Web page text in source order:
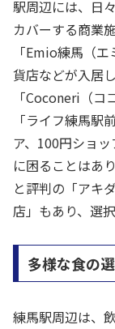
駅周辺には、日
カバーする商業
「Emio練馬（
貨店などが入居
「Coconeri（
「ライフ練馬駅
ア、100円ショ
に困ることはあ
と評判の「アキ
店」もあり、選
多様な食の
練馬駅周辺は、